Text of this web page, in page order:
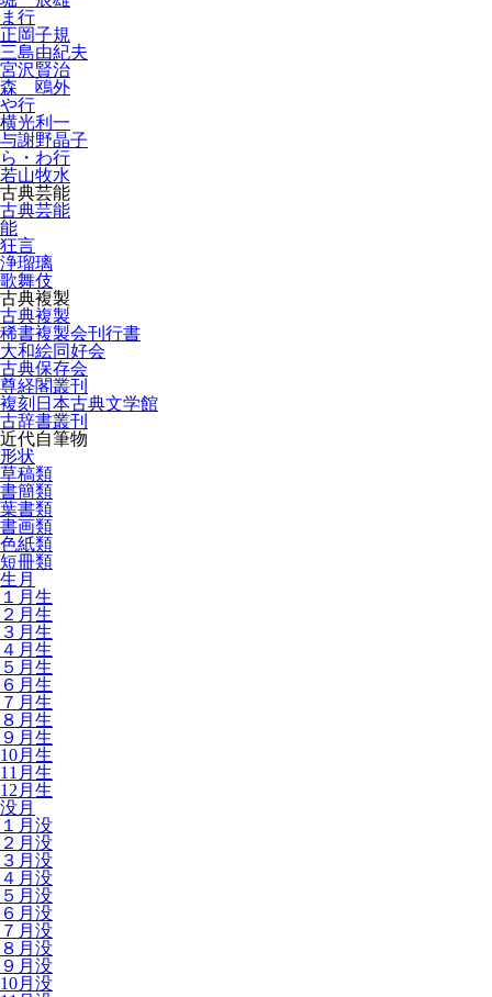
ま行
正岡子規
三島由紀夫
宮沢賢治
森 鴎外
や行
横光利一
与謝野晶子
ら・わ行
若山牧水
古典芸能
古典芸能
能
狂言
浄瑠璃
歌舞伎
古典複製
古典複製
稀書複製会刊行書
大和絵同好会
古典保存会
尊経閣叢刊
複刻日本古典文学館
古辞書叢刊
近代自筆物
形状
草稿類
書簡類
葉書類
書画類
色紙類
短冊類
生月
１月生
２月生
３月生
４月生
５月生
６月生
７月生
８月生
９月生
10月生
11月生
12月生
没月
１月没
２月没
３月没
４月没
５月没
６月没
７月没
８月没
９月没
10月没